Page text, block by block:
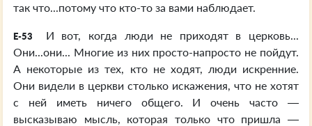
так что...потому что кто-то за вами наблюдает.
E-53
И вот, когда люди не приходят в церковь...
Они...они... Многие из них просто-напросто не пойдут.
А некоторые из тех, кто не ходят, люди искренние.
Они видели в церкви столько искажения, что не хотят
с ней иметь ничего общего. И очень часто —
высказываю мысль, которая только что пришла —